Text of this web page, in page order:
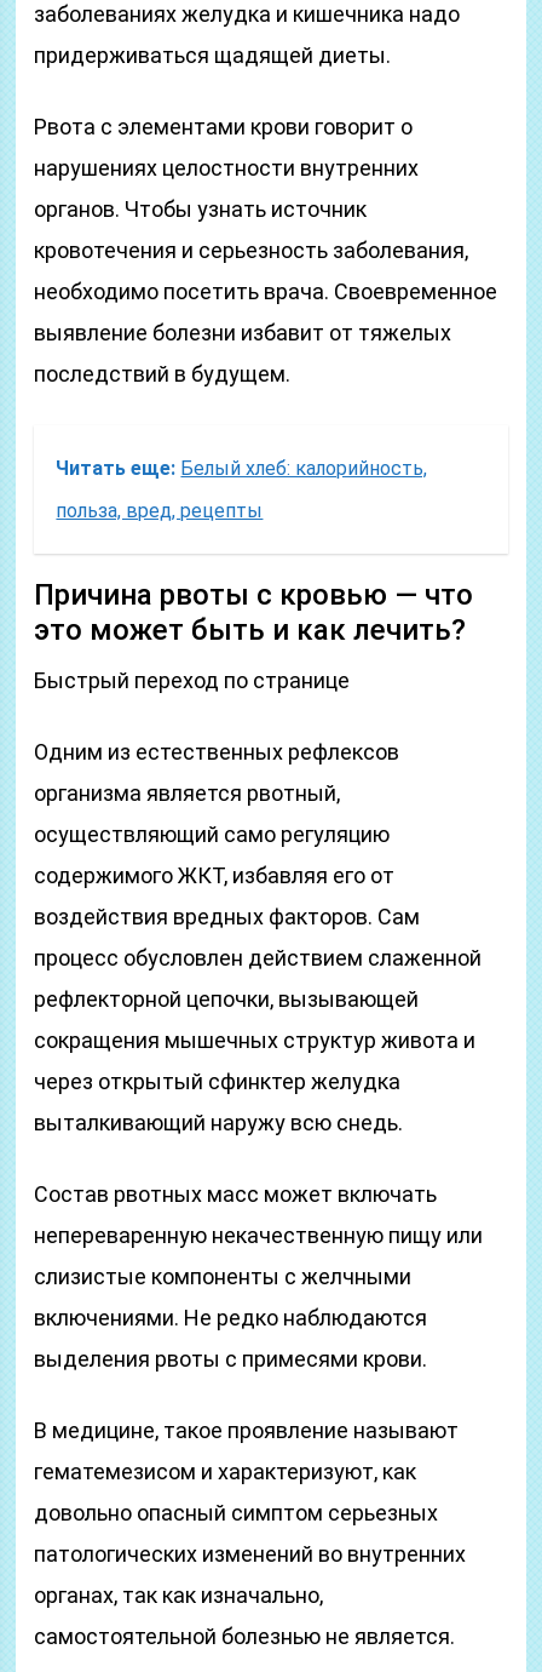
заболеваниях желудка и кишечника надо
придерживаться щадящей диеты.
Рвота с элементами крови говорит о
нарушениях целостности внутренних
органов. Чтобы узнать источник
кровотечения и серьезность заболевания,
необходимо посетить врача. Своевременное
выявление болезни избавит от тяжелых
последствий в будущем.
Читать еще: Белый хлеб: калорийность,
польза, вред, рецепты
Причина рвоты с кровью — что
это может быть и как лечить?
Быстрый переход по странице
Одним из естественных рефлексов
организма является рвотный,
осуществляющий само регуляцию
содержимого ЖКТ, избавляя его от
воздействия вредных факторов. Сам
процесс обусловлен действием слаженной
рефлекторной цепочки, вызывающей
сокращения мышечных структур живота и
через открытый сфинктер желудка
выталкивающий наружу всю снедь.
Состав рвотных масс может включать
непереваренную некачественную пищу или
слизистые компоненты с желчными
включениями. Не редко наблюдаются
выделения рвоты с примесями крови.
В медицине, такое проявление называют
гематемезисом и характеризуют, как
довольно опасный симптом серьезных
патологических изменений во внутренних
органах, так как изначально,
самостоятельной болезнью не является.